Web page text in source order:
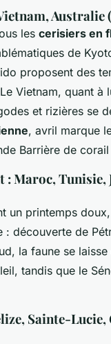
Australie
les cerisiers en
de
proposent des
Vietnam, quant
et rizières se
, avril marque
Barrière de
Maroc, Tunisie,
un printemps
: découverte de
la faune se
tandis que le
Sainte-